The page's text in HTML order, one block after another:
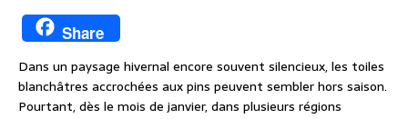
Share
Dans un paysage hivernal encore souvent silencieux, les toiles
blanchâtres accrochées aux pins peuvent sembler hors saison.
Pourtant, dès le mois de janvier, dans plusieurs régions